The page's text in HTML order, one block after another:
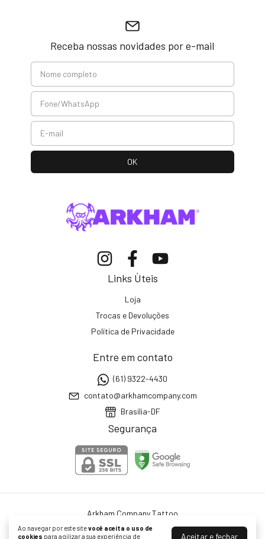
Ao navegar por este sitevocê aceita o uso de
cookies para agilizar a sua experiência de Aceitar e fechar
Receba nossas novidades por e-mail
Links Ùteis
Loja
Trocas e Devoluções
Política de Privacidade
Entre em contato
(61) 9322-4430
contato@arkhamcompany.com
Brasília-DF
Segurança
Arkham Company Tattoo
©2026. ARKHAM COMERCIO ATACADISTA DE INSTRUMENTOS E MATERIAIS
PARA USO MEDICO LTDA - 37543732000138. Todos os direitos reservados.